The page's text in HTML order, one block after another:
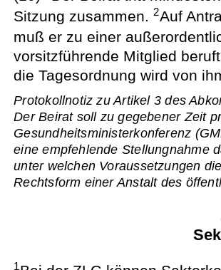
Sitzung zusammen.2Auf
muß er zu einer
vorsitzführende Mitglied
die Tagesordnung wird von
Protokollnotiz zu Artikel 3 des
Der Beirat soll zu gegebener Zeit
Gesundheitsministerkonferenz
eine empfehlende Stellungnahme
unter welchen Voraussetzungen
Rechtsform einer Anstalt des
1